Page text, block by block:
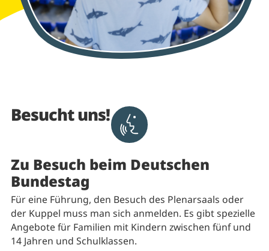
Besucht uns!
Aktivieren um Text
Zu Besuch beim Deutschen
Bundestag
Für eine Führung, den Besuch des Plenarsaals oder
der Kuppel muss man sich anmelden. Es gibt spezielle
Angebote für Familien mit Kindern zwischen fünf und
14 Jahren und Schulklassen.